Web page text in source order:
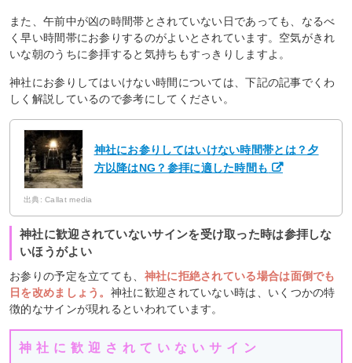
また、午前中が凶の時間帯とされていない日であっても、なるべ
く早い時間帯にお参りするのがよいとされています。空気がきれ
いな朝のうちに参拝すると気持ちもすっきりしますよ。
神社にお参りしてはいけない時間については、下記の記事でくわ
しく解説しているので参考にしてください。
神社にお参りしてはいけない時間帯とは？夕
方以降はNG？参拝に適した時間も
出典: Callat media
神社に歓迎されていないサインを受け取った時は参拝しな
いほうがよい
お参りの予定を立てても、 神社に拒絶されている場合は面倒でも
日を改めましょう。 神社に歓迎されていない時は、いくつかの特
徴的なサインが現れるといわれています。
神社に歓迎されていないサイン